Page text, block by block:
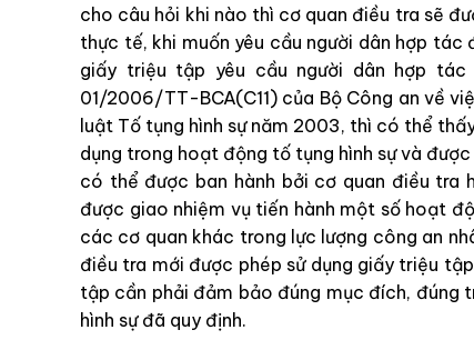
cho câu hỏi khi nào thì cơ quan điều tra sẽ
thực tế, khi muốn yêu cầu người dân hợp
giấy triệu tập yêu cầu người dân hợp
01/2006/TT-BCA(C11) của Bộ Công an về
luật Tố tụng hình sự năm 2003, thì có thể
dụng trong hoạt động tố tụng hình sự và
có thể được ban hành bởi cơ quan điều tra
được giao nhiệm vụ tiến hành một số hoạt
các cơ quan khác trong lực lượng công an
điều tra mới được phép sử dụng giấy triệu
tập cần phải đảm bảo đúng mục đích, đúng
hình sự đã quy định.